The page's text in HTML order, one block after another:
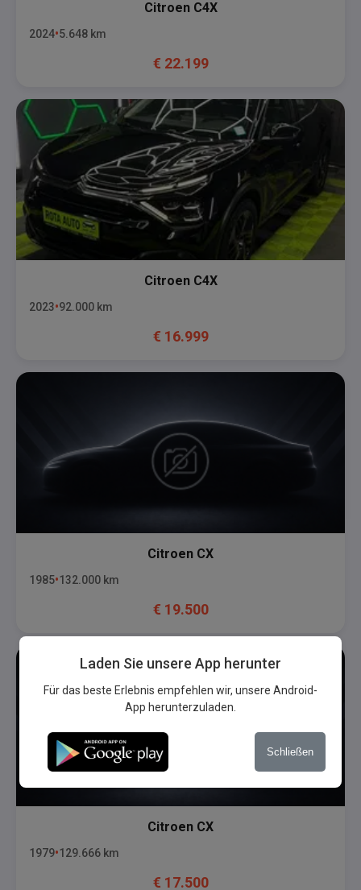
Citroen C4X
2024 5.648 km
€ 22.199
Citroen C4X
2023 92.000 km
€ 16.999
Citroen CX
1985 132.000 km
€ 19.500
Citroen CX
1979 129.666 km
€ 17.500
Laden Sie unsere App herunter
Für das beste Erlebnis empfehlen wir, unsere Android-
App herunterzuladen.
Schließen